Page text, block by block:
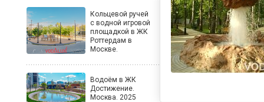
Кольцевой ручей
с водной игровой
площадкой в ЖК
Роттердам в
Москве.
Водоём в ЖК
Достижение.
Москва. 2025